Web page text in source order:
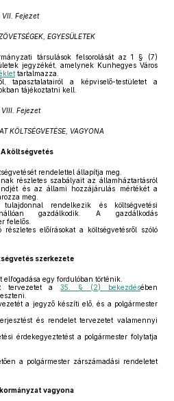
VII. Fejezet
EGYESÜLETEK
társulások felsorolását az 1 § (7)
jegyzékét, amelynek Kunhegyes Város
tartalmazza.
tapasztalatairól a képviselő-testületet a
tájékoztatni kell.
VIII. Fejezet
KÖLTSÉGVETÉSE, VAGYONA
A költségvetés
rendelettel állapítja meg.
részletes szabályait az államháztartásról
és az állami hozzájárulás mértékét a
meg.
rendelkezik és költségvetési
gazdálkodik. A gazdálkodás
felelős.
részletes előírásokat a költségvetésről szóló
szerkezete
elfogadása egy fordulóban történik.
tervezetet a35. § (2) bekezdésében
a jegyző készíti elő, és a polgármester
és rendelet tervezetet valamennyi
érdekegyeztetést a polgármester folytatja
a polgármester zárszámadási rendeletet
vagyona